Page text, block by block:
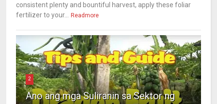
consistent plenty and bountiful harvest, apply these foliar
fertilizer to your...
Readmore
2
Ano ang mga Suliranin sa Sektor ng